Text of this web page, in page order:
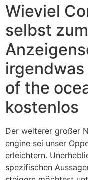
Wieviel
selbst zum
of the
kostenlos
Der weiterer großer
engine sei unser
erleichtern.
spezifischen